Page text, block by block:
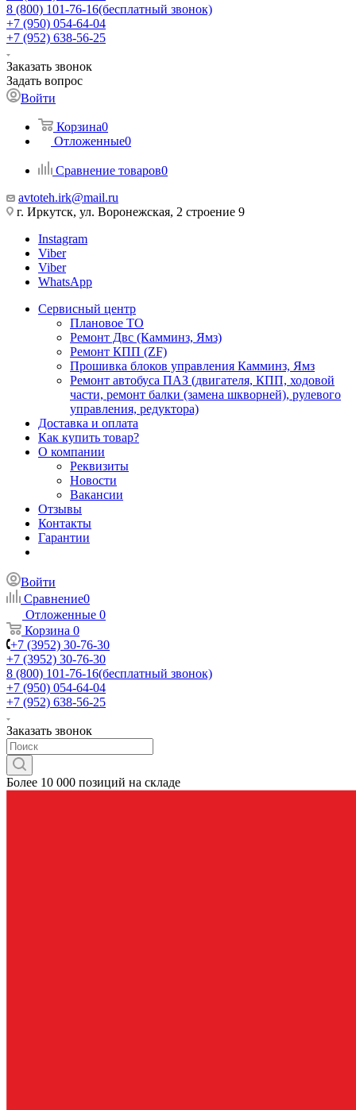
8 (800) 101-76-16(бесплатный звонок)
+7 (950) 054-64-04
+7 (952) 638-56-25
Заказать звонок
Задать вопрос
Войти
Корзина0
Отложенные0
Сравнение товаров0
avtoteh.irk@mail.ru
г. Иркутск, ул. Воронежская, 2 строение 9
Instagram
Viber
Viber
WhatsApp
Сервисный центр
Плановое ТО
Ремонт Двс (Камминз, Ямз)
Ремонт КПП (ZF)
Прошивка блоков управления Камминз, Ямз
Ремонт автобуса ПАЗ (двигателя, КПП, ходовой
части, ремонт балки (замена шкворней), рулевого
управления, редуктора)
Доставка и оплата
Как купить товар?
О компании
Реквизиты
Новости
Вакансии
Отзывы
Контакты
Гарантии
Войти
Сравнение0
Отложенные 0
Корзина 0
+7 (3952) 30-76-30
+7 (3952) 30-76-30
8 (800) 101-76-16(бесплатный звонок)
+7 (950) 054-64-04
+7 (952) 638-56-25
Заказать звонок
Более 10 000 позиций на складе